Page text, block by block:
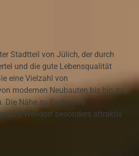
Stadtteil von Jülich, der durch
und die gute Lebensqualität
eine Vielzahl von
modernen Neubauten bis hin zu
Die Nähe zu Parks und
Welldorf besonders attraktiv